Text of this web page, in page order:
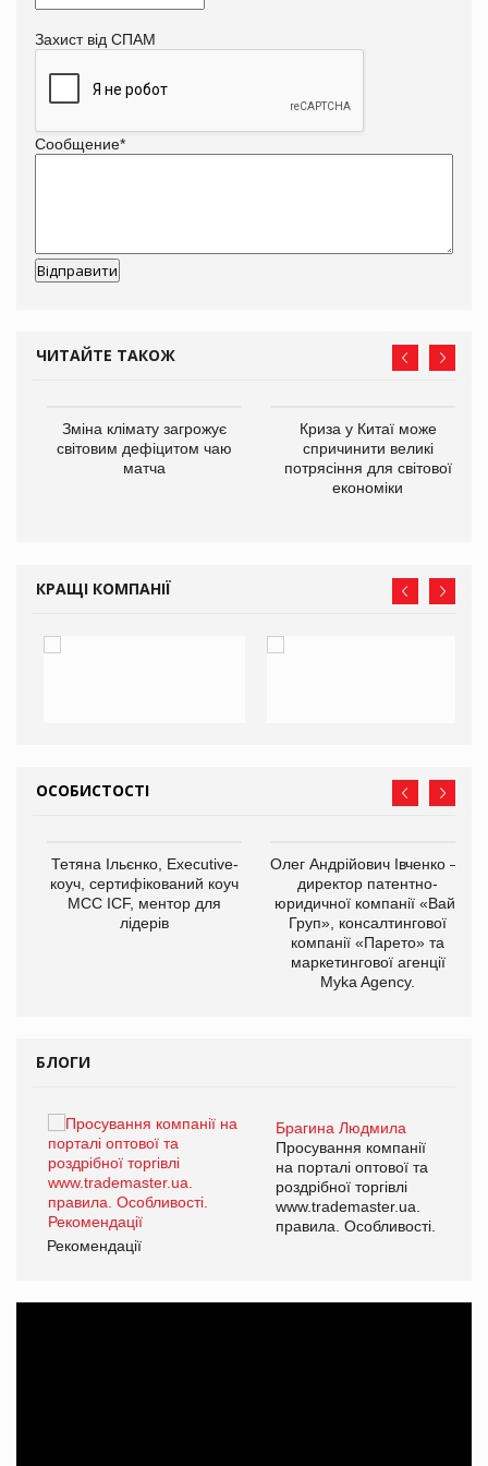
Захист від СПАМ
Сообщение*
ЧИТАЙТЕ ТАКОЖ
Зміна клімату загрожує
світовим дефіцитом чаю
матча
Криза у Китаї може
спричинити великі
потрясіння для світової
економіки
КРАЩІ КОМПАНІЇ
ОСОБИСТОСТІ
Тетяна Ільєнко, Executive-
коуч, сертифікований коуч
МСС ICF, ментор для
лідерів
Олег Андрійович Івченко —
директор патентно-
юридичної компанії «Вайз
Груп», консалтингової
компанії «Парето» та
маркетингової агенції
Myka Agency.
БЛОГИ
Брагина Людмила
Просування компанії
на порталі оптової та
роздрібної торгівлі
www.trademaster.ua.
правила. Особливості.
Рекомендації